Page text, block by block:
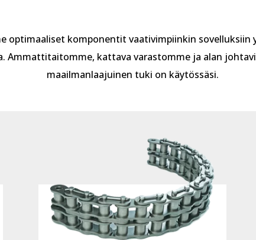
optimaaliset komponentit vaativimpiinkin sovelluksiin
Ammattitaitomme, kattava varastomme ja alan
maailmanlaajuinen tuki on käytössäsi.